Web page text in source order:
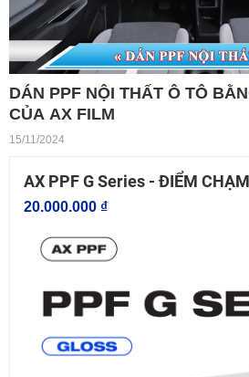
DÁN PPF NỘI THẤT Ô TÔ
CỦA AX FILM
15/11/2024
AX PPF G Series - ĐIỂM
20.000.000 ₫